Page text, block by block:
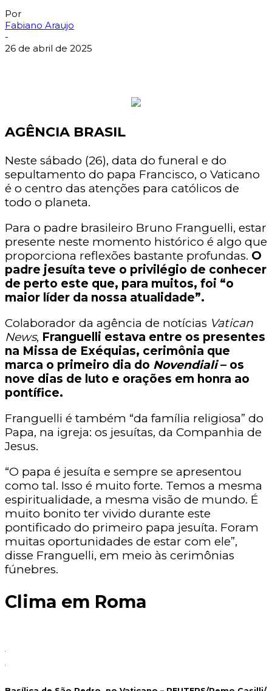
Por
Fabiano Araujo
-
26 de abril de 2025
AGÊNCIA BRASIL
Neste sábado (26), data do funeral e do
sepultamento do papa Francisco, o Vaticano
é o centro das atenções para católicos de
todo o planeta.
Para o padre brasileiro Bruno Franguelli, estar
presente neste momento histórico é algo que
proporciona reflexões bastante profundas. O
padre jesuíta teve o privilégio de conhecer
de perto este que, para muitos, foi “o
maior líder da nossa atualidade”.
Colaborador da agência de notícias Vatican
News, Franguelli estava entre os presentes
na Missa de Exéquias, cerimônia que
marca o primeiro dia do Novendiali– os
nove dias de luto e orações em honra ao
pontífice.
Franguelli é também “da família religiosa” do
Papa, na igreja: os jesuítas, da Companhia de
Jesus.
“O papa é jesuíta e sempre se apresentou
como tal. Isso é muito forte. Temos a mesma
espiritualidade, a mesma visão de mundo. É
muito bonito ter vivido durante este
pontificado do primeiro papa jesuíta. Foram
muitas oportunidades de estar com ele”,
disse Franguelli, em meio às cerimônias
fúnebres.
Clima em Roma